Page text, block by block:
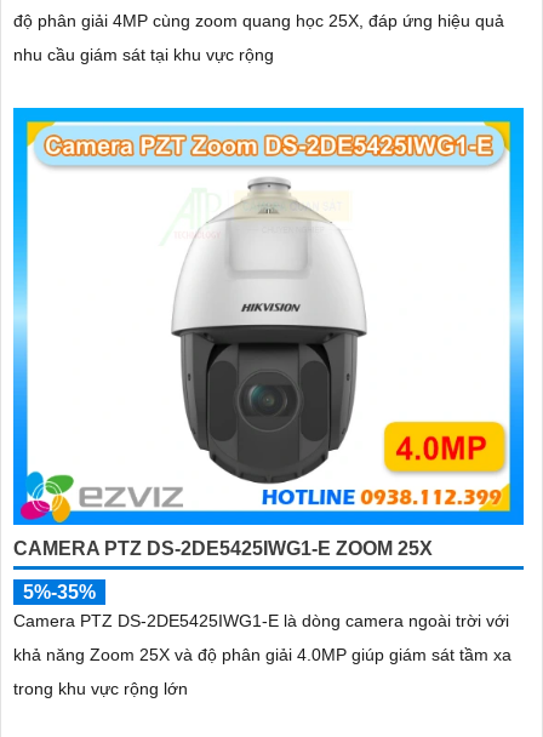
độ phân giải 4MP cùng zoom quang học 25X, đáp ứng hiệu quả
nhu cầu giám sát tại khu vực rộng
CAMERA PTZ DS-2DE5425IWG1-E ZOOM 25X
5%-35%
Camera PTZ DS-2DE5425IWG1-E là dòng camera ngoài trời với
khả năng Zoom 25X và độ phân giải 4.0MP giúp giám sát tầm xa
trong khu vực rộng lớn